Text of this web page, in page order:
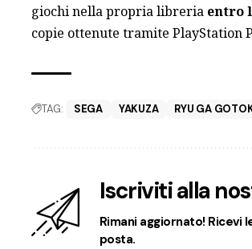
giochi nella propria libreriaentro
copie ottenute tramite PlayStation
TAG: SEGA YAKUZA RYU GA
Iscriviti alla
Rimani aggiornato!
posta.